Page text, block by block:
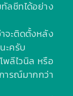
ลชีทได้อย่าง
จะติดตั้งหลัง
ะครับ
พลีไวนิล หรือ
ารณ์มากกว่า